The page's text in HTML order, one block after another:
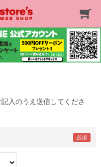
入のうえ送信してくださ